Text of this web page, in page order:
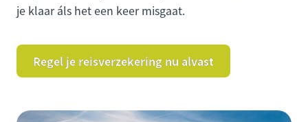
je klaar áls het een keer misgaat.
Regel je reisverzekering nu alvast